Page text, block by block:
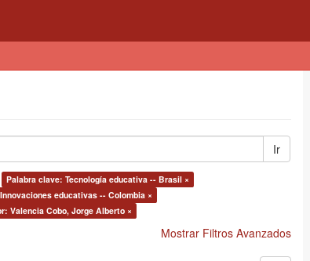
Ir
Palabra clave: Tecnología educativa -- Brasil ×
educativas -- Colombia ×
Valencia Cobo, Jorge Alberto ×
Mostrar Filtros Avanzados